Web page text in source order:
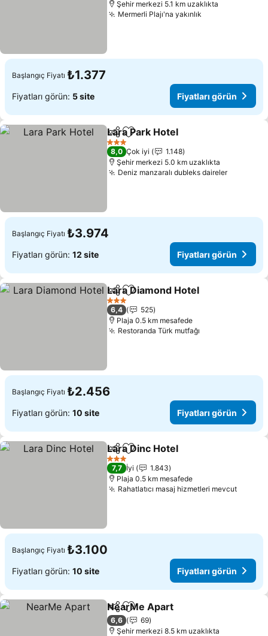
Şehir merkezi 5.1 km uzaklıkta
Mermerli Plajı'na yakınlık
Başlangıç Fiyatı ₺1.377
Fiyatları görün: 5 site Fiyatları görün
PaylaşFavorilerime ekle
Lara Park Hotel
3 Yıldız
8,0 Çok iyi
1.148
Şehir merkezi 5.0 km uzaklıkta
Deniz manzaralı dubleks dairelerFiyatları
Başlangıç Fiyatı ₺3.974
Fiyatları görün: 12 site Fiyatları görün
PaylaşFavorilerime ekle
Lara Diamond Hotel
3 Yıldız
6,4
525
Plaja 0.5 km mesafede
Restoranda Türk mutfağı
Başlangıç Fiyatı ₺2.456
Fiyatları görün: 10 site Fiyatları görün
PaylaşFavorilerime ekle
Lara Dinc Hotel
3 Yıldız
7,7 İyi
1.843
Plaja 0.5 km mesafede
Rahatlatıcı masaj hizmetleri mevcut
Başlangıç Fiyatı ₺3.100
Fiyatları görün: 10 site Fiyatları görün
PaylaşFavorilerime ekle
NearMe Apart
6,6
69
Şehir merkezi 8.5 km uzaklıkta